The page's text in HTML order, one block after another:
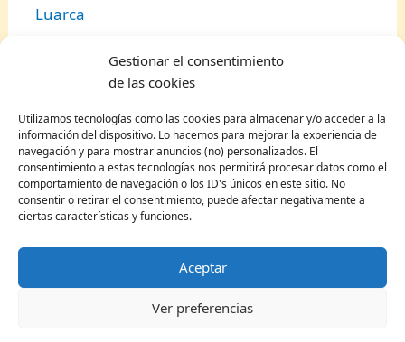
Gestionar el consentimiento
de las cookies
Utilizamos tecnologías como las cookies para almacenar y/o acceder a la
información del dispositivo. Lo hacemos para mejorar la experiencia de
navegación y para mostrar anuncios (no) personalizados. El
consentimiento a estas tecnologías nos permitirá procesar datos como el
comportamiento de navegación o los ID's únicos en este sitio. No
consentir o retirar el consentimiento, puede afectar negativamente a
ciertas características y funciones.
Aceptar
Ver preferencias
Luarca
Pueblos bonitos en Cantabria
Potes
Noja